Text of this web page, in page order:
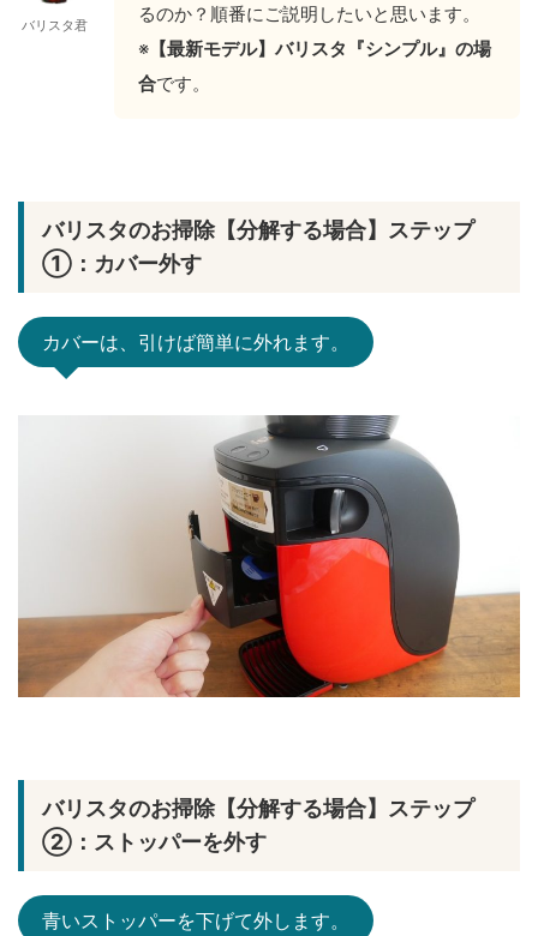
バリスタ君
るのか？順番にご説明したいと思います。
※ 【最新モデル】バリスタ『シンプル』の場
合です。
バリスタのお掃除【分解する場合】ステップ
①：カバー外す
カバーは、引けば簡単に外れます。
バリスタのお掃除【分解する場合】ステップ
②：ストッパーを外す
青いストッパーを下げて外します。